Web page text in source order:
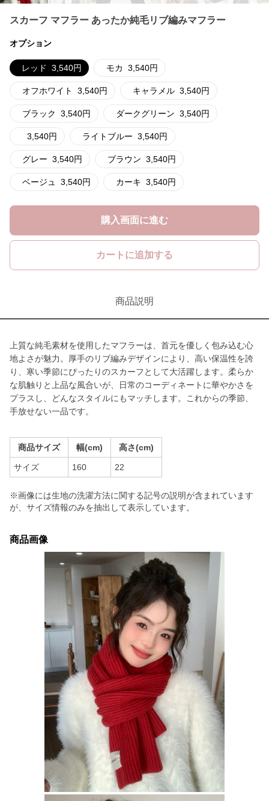
スカーフ マフラー あったか純毛リブ編みマフラー
オプション
レッド 3,540円 モカ 3,540円
オフホワイト 3,540円 キャラメル 3,540円
ブラック 3,540円 ダークグリーン 3,540円
3,540円 ライトブルー 3,540円
グレー 3,540円 ブラウン 3,540円
ベージュ 3,540円 カーキ 3,540円
購入画面に進む
カートに追加する
商品説明
上質な純毛素材を使用したマフラーは、首元を優しく包み込む心
地よさが魅力。厚手のリブ編みデザインにより、高い保温性を誇
り、寒い季節にぴったりのスカーフとして大活躍します。柔らか
な肌触りと上品な風合いが、日常のコーディネートに華やかさを
プラスし、どんなスタイルにもマッチします。これからの季節、
手放せない一品です。
商品サイズ 幅(cm) 高さ(cm)
サイズ 160 22
※画像には生地の洗濯方法に関する記号の説明が含まれています
が、サイズ情報のみを抽出して表示しています。
商品画像